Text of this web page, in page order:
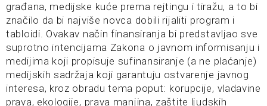
građana, medijske kuće prema rejtingu i tiražu, a to bi
značilo da bi najviše novca dobili rijaliti program i
tabloidi. Ovakav način finansiranja bi predstavljao sve
suprotno intencijama Zakona o javnom informisanju i
medijima koji propisuje sufinansiranje (a ne plaćanje)
medijskih sadržaja koji garantuju ostvarenje javnog
interesa, kroz obradu tema poput: korupcije, vladavine
prava, ekologije, prava manjina, zaštite ljudskih